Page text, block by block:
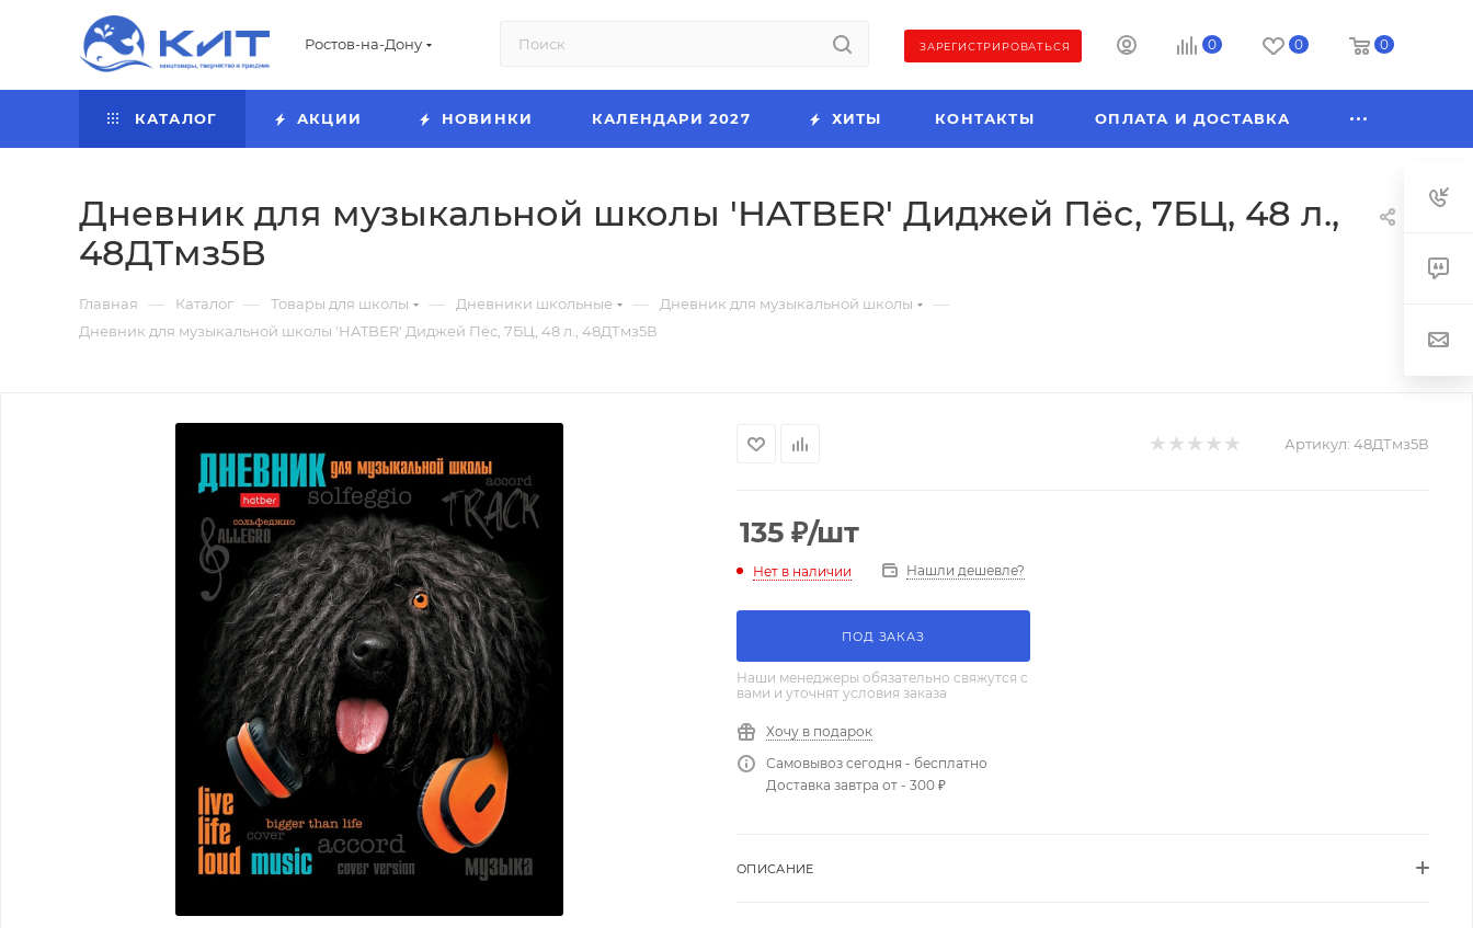
Ростов-на-Дону ЗАРЕГИСТРИРОВАТЬСЯ 0 0 0
КАТАЛОГ АКЦИИ НОВИНКИ КАЛЕНДАРИ 2027 ХИТЫ КОНТАКТЫ ОПЛАТА И ДОСТАВКА
Дневник для музыкальной школы 'HATBER' Диджей Пёс, 7БЦ, 48 л.,
48ДТмз5В
Главная — Каталог — Товары для школы — Дневники школьные — Дневник для музыкальной школы —
Дневник для музыкальной школы 'HATBER' Диджей Пёс, 7БЦ, 48 л., 48ДТмз5В
Артикул: 48ДТмз5В
135 ₽/шт
Нет в наличии Нашли дешевле?
ПОД ЗАКАЗ
Наши менеджеры обязательно свяжутся с
вами и уточнят условия заказа
Хочу в подарок
Самовывоз сегодня - бесплатно
Доставка завтра от - 300 ₽
ОПИСАНИЕ